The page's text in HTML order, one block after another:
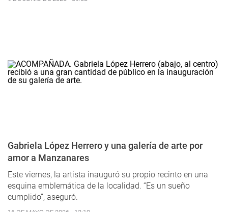
Gabriela López Herrero y una galería de arte por
amor a Manzanares
Este viernes, la artista inauguró su propio recinto en una
esquina emblemática de la localidad. “Es un sueño
cumplido”, aseguró.